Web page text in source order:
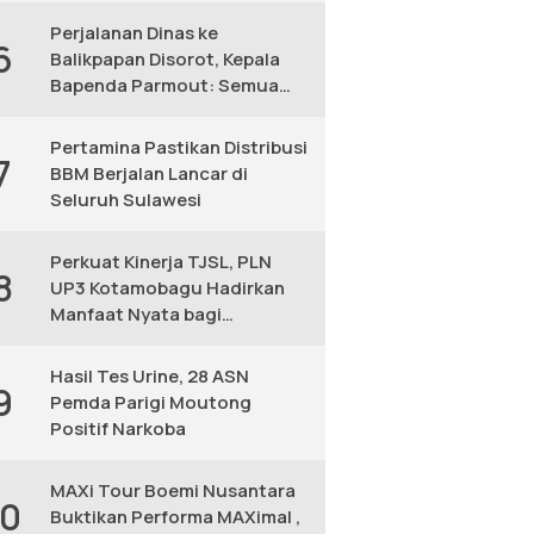
Perjalanan Dinas ke
Balikpapan Disorot, Kepala
Bapenda Parmout: Semua
Pertamina Pastikan Distribusi
BBM Berjalan Lancar di
Seluruh Sulawesi
Perkuat Kinerja TJSL, PLN
UP3 Kotamobagu Hadirkan
Manfaat Nyata bagi
Hasil Tes Urine, 28 ASN
Pemda Parigi Moutong
Positif Narkoba
MAXi Tour Boemi Nusantara
Buktikan Performa MAXimal ,